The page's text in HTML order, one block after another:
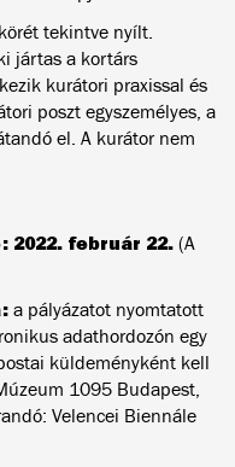
tekintve nyílt.
jártas a kortárs
kurátori praxissal és
poszt egyszemélyes, a
el. A kurátor nem
2022. február 22. (A
a pályázatot nyomtatott
adathordozón egy
küldeményként kell
1095 Budapest,
Velencei Biennále